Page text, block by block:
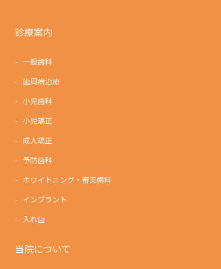
診療案内
一般歯科
歯周病治療
小児歯科
小児矯正
成人矯正
予防歯科
ホワイトニング・審美歯科
インプラント
入れ歯
当院について